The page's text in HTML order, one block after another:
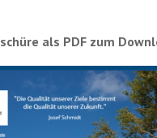
als PDF zum